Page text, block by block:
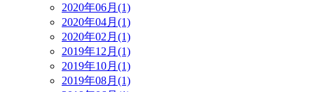
2020年06月(1)
2020年04月(1)
2020年02月(1)
2019年12月(1)
2019年10月(1)
2019年08月(1)